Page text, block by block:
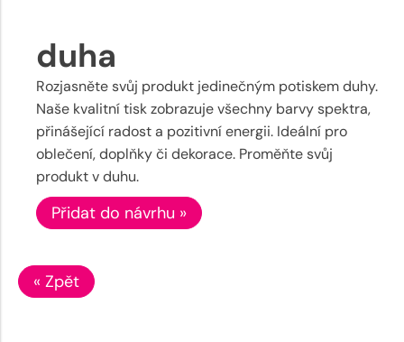
duha
Rozjasněte svůj produkt jedinečným potiskem duhy.
Naše kvalitní tisk zobrazuje všechny barvy spektra,
přinášející radost a pozitivní energii. Ideální pro
oblečení, doplňky či dekorace. Proměňte svůj
produkt v duhu.
Přidat do návrhu »
« Zpět